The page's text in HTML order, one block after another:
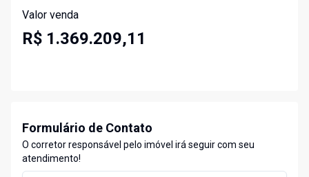
Valor venda
R$ 1.369.209,11
Formulário de Contato
O corretor responsável pelo imóvel irá seguir com seu
atendimento!